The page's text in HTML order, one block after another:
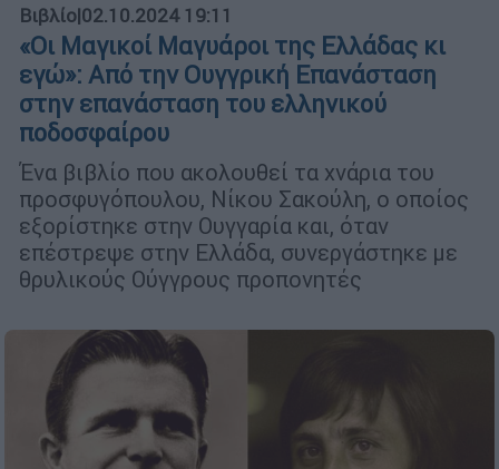
Βιβλίο|02.10.2024 19:11
«Οι Μαγικοί Μαγυάροι της Ελλάδας κι
εγώ»: Από την Ουγγρική Επανάσταση
στην επανάσταση του ελληνικού
ποδοσφαίρου
Ένα βιβλίο που ακολουθεί τα χνάρια του
προσφυγόπουλου, Νίκου Σακούλη, ο οποίος
εξορίστηκε στην Ουγγαρία και, όταν
επέστρεψε στην Ελλάδα, συνεργάστηκε με
θρυλικούς Ούγγρους προπονητές